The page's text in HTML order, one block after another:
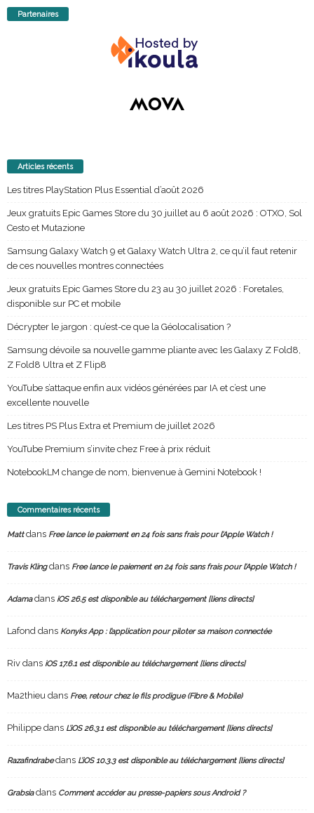
Partenaires
Articles récents
Les titres PlayStation Plus Essential d’août 2026
Jeux gratuits Epic Games Store du 30 juillet au 6 août 2026 : OTXO, Sol
Cesto et Mutazione
Samsung Galaxy Watch 9 et Galaxy Watch Ultra 2, ce qu’il faut retenir
de ces nouvelles montres connectées
Jeux gratuits Epic Games Store du 23 au 30 juillet 2026 : Foretales,
disponible sur PC et mobile
Décrypter le jargon : qu’est-ce que la Géolocalisation ?
Samsung dévoile sa nouvelle gamme pliante avec les Galaxy Z Fold8,
Z Fold8 Ultra et Z Flip8
YouTube s’attaque enfin aux vidéos générées par IA et c’est une
excellente nouvelle
Les titres PS Plus Extra et Premium de juillet 2026
YouTube Premium s’invite chez Free à prix réduit
NotebookLM change de nom, bienvenue à Gemini Notebook !
Commentaires récents
Mattdans Free lance le paiement en 24 fois sans frais pour l’Apple Watch !
Travis Klingdans Free lance le paiement en 24 fois sans frais pour l’Apple Watch !
Adamadans iOS 26.5 est disponible au téléchargement [liens directs]
Lafond dans Konyks App : l’application pour piloter sa maison connectée
Riv dans iOS 17.6.1 est disponible au téléchargement [liens directs]
Ma2thieu dans Free, retour chez le fils prodigue (Fibre & Mobile)
Philippe dans L’iOS 26.3.1 est disponible au téléchargement [liens directs]
Razafindrabedans L’iOS 10.3.3 est disponible au téléchargement [liens directs]
Grabsiadans Comment accéder au presse-papiers sous Android ?